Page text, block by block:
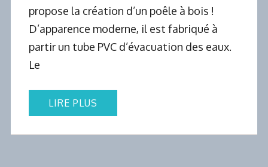
propose la création d’un poêle à bois !
D’apparence moderne, il est fabriqué à
partir un tube PVC d’évacuation des eaux.
Le
LIRE PLUS